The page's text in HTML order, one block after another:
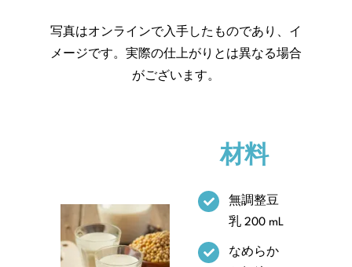
写真はオンラインで入手したものであり、イ
メージです。実際の仕上がりとは異なる場合
がございます。
材料
無調整豆
乳 200 mL
なめらか